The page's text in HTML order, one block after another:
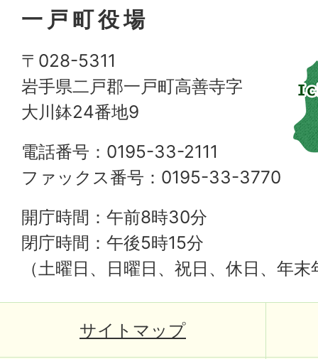
一戸町役場
〒028-5311
岩手県二戸郡一戸町高善寺字
大川鉢24番地9
電話番号：0195-33-2111
ファックス番号：0195-33-3770
開庁時間：午前8時30分
閉庁時間：午後5時15分
（土曜日、日曜日、祝日、休日、年
サイトマップ